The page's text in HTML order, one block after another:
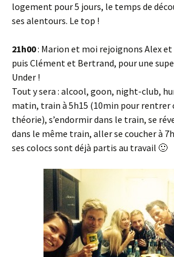
logement pour 5 jours, le temps de
ses alentours. Le top !
21h00: Marion et moi rejoignons Alex et
puis Clément et Bertrand, pour une
Under !
Tout y sera : alcool, goon, night-club,
matin, train à 5h15 (10min pour rentrer
théorie), s’endormir dans le train, se
dans le même train, aller se coucher à
ses colocs sont déjà partis au travail 🙂